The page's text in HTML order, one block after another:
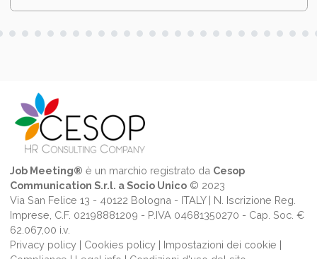
Job Meeting® è un marchio registrato da Cesop
Communication S.r.l. a Socio Unico© 2023
Via San Felice 13 - 40122 Bologna - ITALY | N. Iscrizione Reg.
Imprese, C.F. 02198881209 - P.IVA 04681350270 - Cap. Soc. €
62.067,00 i.v.
Privacy policy| Cookies policy| Impostazioni dei cookie |